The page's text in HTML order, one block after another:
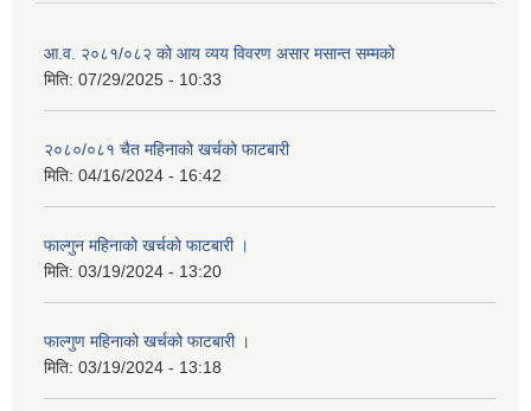
आ.व. २०८१/०८२ को आय व्यय विवरण असार मसान्त सम्मको
मिति: 07/29/2025 - 10:33
२०८०/०८१ चैत महिनाको खर्चको फाटबारी
मिति: 04/16/2024 - 16:42
फाल्गुन महिनाको खर्चको फाटबारी ।
मिति: 03/19/2024 - 13:20
फाल्गुण महिनाको खर्चको फाटबारी ।
मिति: 03/19/2024 - 13:18